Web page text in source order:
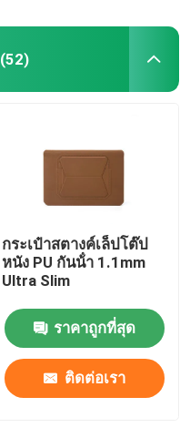
(52)
กระเป๋าสตางค์เล็ปโต๊ป
หนัง PU กันน้ํา 1.1mm
Ultra Slim
ราคาถูกที่สุด
ติดต่อเรา